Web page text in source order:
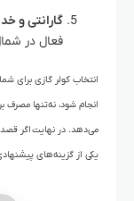
گارانتی و
فعال در
انتخاب کولر گازی برای
انجام شود، نه‌تنها
می‌دهد. در نهایت اگر قصد
یکی از گزینه‌های